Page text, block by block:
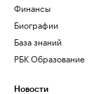
Финансы
Биографии
База знаний
РБК Образование
Новости